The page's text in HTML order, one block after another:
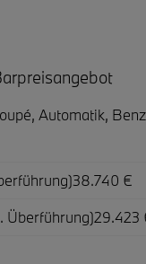
Automatik,
38.740 €
Überführung)29.423